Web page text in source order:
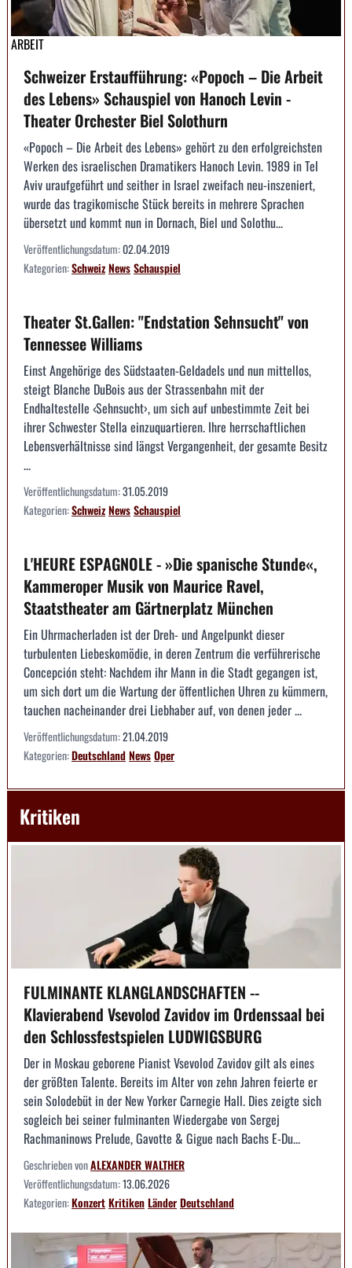
ARBEIT
Schweizer Erstaufführung: «Popoch – Die Arbeit
des Lebens» Schauspiel von Hanoch Levin -
Theater Orchester Biel Solothurn
«Popoch – Die Arbeit des Lebens» gehört zu den erfolgreichsten
Werken des israelischen Dramatikers Hanoch Levin. 1989 in Tel
Aviv uraufgeführt und seither in Israel zweifach neu-inszeniert,
wurde das tragikomische Stück bereits in mehrere Sprachen
übersetzt und kommt nun in Dornach, Biel und Solothu...
Veröffentlichungsdatum:02.04.2019
Kategorien:SchweizNewsSchauspiel
Theater St.Gallen: "Endstation Sehnsucht" von
Tennessee Williams
Einst Angehörige des Südstaaten-Geldadels und nun mittellos,
steigt Blanche DuBois aus der Strassenbahn mit der
Endhaltestelle ‹Sehnsucht›, um sich auf unbestimmte Zeit bei
ihrer Schwester Stella einzuquartieren. Ihre herrschaftlichen
Lebensverhältnisse sind längst Vergangenheit, der gesamte Besitz
...
Veröffentlichungsdatum:31.05.2019
Kategorien:SchweizNewsSchauspiel
L'HEURE ESPAGNOLE - »Die spanische Stunde«,
Kammeroper Musik von Maurice Ravel,
Staatstheater am Gärtnerplatz München
Ein Uhrmacherladen ist der Dreh- und Angelpunkt dieser
turbulenten Liebeskomödie, in deren Zentrum die verführerische
Concepción steht: Nachdem ihr Mann in die Stadt gegangen ist,
um sich dort um die Wartung der öffentlichen Uhren zu kümmern,
tauchen nacheinander drei Liebhaber auf, von denen jeder ...
Veröffentlichungsdatum:21.04.2019
Kategorien:DeutschlandNewsOper
Kritiken
FULMINANTE KLANGLANDSCHAFTEN --
Klavierabend Vsevolod Zavidov im Ordenssaal bei
den Schlossfestspielen LUDWIGSBURG
Der in Moskau geborene Pianist Vsevolod Zavidov gilt als eines
der größten Talente. Bereits im Alter von zehn Jahren feierte er
sein Solodebüt in der New Yorker Carnegie Hall. Dies zeigte sich
sogleich bei seiner fulminanten Wiedergabe von Sergej
Rachmaninows Prelude, Gavotte & Gigue nach Bachs E-Du...
Geschrieben vonALEXANDER WALTHER
Veröffentlichungsdatum:13.06.2026
Kategorien:KonzertKritikenLänderDeutschland